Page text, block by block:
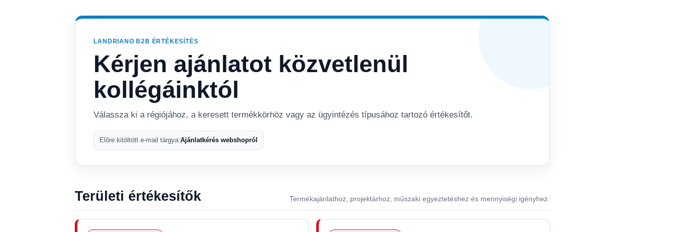
LANDRIANO B2B ÉRTÉKESÍTÉS
Kérjen ajánlatot közvetlenül
kollégáinktól
Válassza ki a régiójához, a keresett termékkörhöz vagy az ügyintézés típusához tartozó értékesítőt.
Előre kitöltött e-mail tárgya:Ajánlatkérés webshopról
Területi értékesítők Termékajánlathoz, projektárhoz, műszaki egyeztetéshez és mennyiségi igényhez.